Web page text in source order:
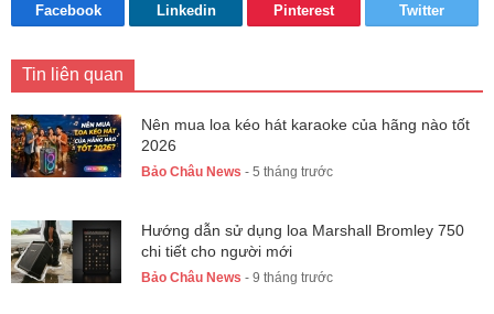
Facebook Linkedin Pinterest Twitter
Tin liên quan
Nên mua loa kéo hát karaoke của hãng nào tốt
2026
Bảo Châu News - 5 tháng trước
Hướng dẫn sử dụng loa Marshall Bromley 750
chi tiết cho người mới
Bảo Châu News - 9 tháng trước